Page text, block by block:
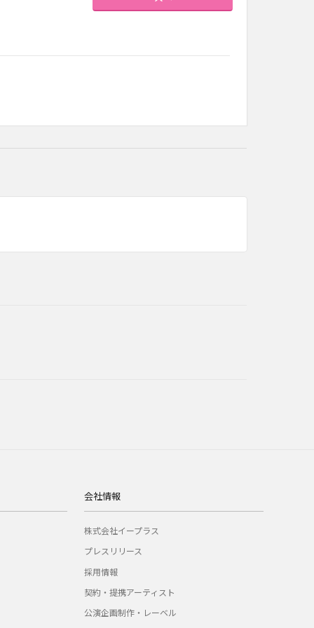
会社情報
株式会社イープラス
プレスリリース
採用情報
契約・提携アーティスト
公演企画制作・レーベル